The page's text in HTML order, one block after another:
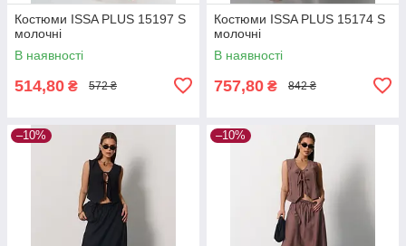
Костюми ISSA PLUS 15197 S
молочні
В наявності
514,80 ₴ 572 ₴
Костюми ISSA PLUS 15174 S
молочні
В наявності
757,80 ₴ 842 ₴
–10% –10%